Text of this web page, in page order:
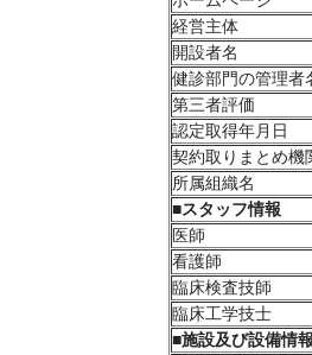
経営主体
開設者名
健診部門の管理者
第三者評価
認定取得年月日
契約取りまとめ機
所属組織名
■スタッフ情報
医師
看護師
臨床検査技師
臨床工学技士
■施設及び設備情